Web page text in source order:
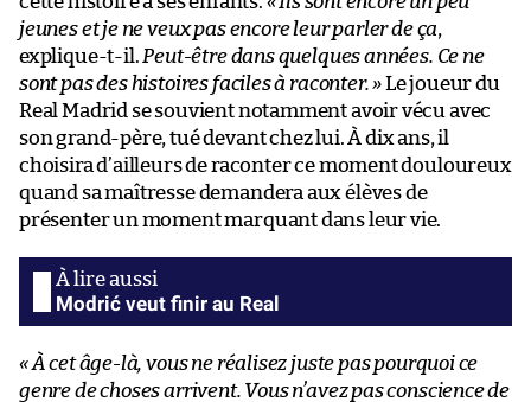
jeunes et je ne veux pas encore leur parler de ça,
explique-t-il. Peut-être dans quelques années. Ce ne
sont pas des histoires faciles à raconter. »Le joueur du
Real Madrid se souvient notamment avoir vécu avec
son grand-père, tué devant chez lui. À dix ans, il
choisira d’ailleurs de raconter ce moment douloureux
quand sa maîtresse demandera aux élèves de
présenter un moment marquant dans leur vie.
Modrić veut finir au Real
« À cet âge-là, vous ne réalisez juste pas pourquoi ce
genre de choses arrivent. Vous n’avez pas conscience de